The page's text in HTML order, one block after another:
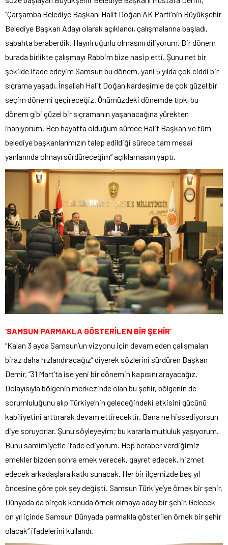
“Çarşamba Belediye Başkanı Halit Doğan AK Parti’nin Büyükşehir
Belediye Başkan Adayı olarak açıklandı, çalışmalarına başladı,
sabahta beraberdik. Hayırlı uğurlu olmasını diliyorum. Bir dönem
burada birlikte çalışmayı Rabbim bize nasip etti. Şunu net bir
şekilde ifade edeyim Samsun bu dönem, yani 5 yılda çok ciddi bir
sıçrama yaşadı. İnşallah Halit Doğan kardeşimle de çok güzel bir
seçim dönemi geçireceğiz. Önümüzdeki dönemde tıpkı bu
dönem gibi güzel bir sıçramanın yaşanacağına yürekten
inanıyorum. Ben hayatta olduğum sürece Halit Başkan ve tüm
belediye başkanlarımızın talep edildiği sürece tam mesai
yanlarında olmayı sürdüreceğim” açıklamasını yaptı.
‘SAMSUN PARMAKLA GÖSTERİLEN BİR ŞEHİR’
“Kalan 3 ayda Samsun’un vizyonu için devam eden çalışmaları
biraz daha hızlandıracağız” diyerek sözlerini sürdüren Başkan
Demir, “31 Mart’ta ise yeni bir dönemin kapısını arayacağız.
Dolayısıyla bölgenin merkezinde olan bu şehir, bölgenin de
sorumluluğunu alıp Türkiye’nin geleceğindeki etkisini gücünü
kabiliyetini arttırarak devam ettirecektir. Bana ne hissediyorsun
diye soruyorlar. Şunu söyleyeyim; bu kararla mutluluk yaşıyorum.
Bunu samimiyetle ifade ediyorum. Hep beraber verdiğimiz
emekler bizden sonra emek verecek, gayret edecek, hizmet
edecek arkadaşlara katkı sunacak. Her bir ilçemizde beş yıl
öncesine göre çok şey değişti. Samsun Türkiye’ye örnek bir şehir,
Dünyada da birçok konuda örnek olmaya aday bir şehir. Gelecek
on yıl içinde Samsun Dünyada parmakla gösterilen örnek bir şehir
olacak” ifadelerini kullandı.